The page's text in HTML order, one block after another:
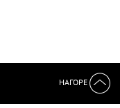
НАГОРЕ